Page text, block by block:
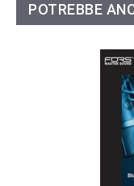
POTREBBE